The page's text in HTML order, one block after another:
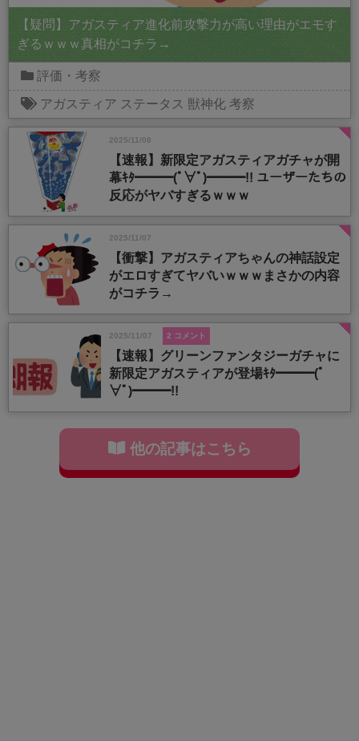
【疑問】アガスティア進化前攻撃力が高い理由がエモす
ぎるｗｗｗ真相がコチラ→
評価・考察
アガスティア ステータス 獣神化 考察
2025/11/08
【速報】新限定アガスティアガチャが開
幕ｷﾀ━━━(ﾟ∀ﾟ)━━━!! ユーザーたちの
反応がヤバすぎるｗｗｗ
2025/11/07
【衝撃】アガスティアちゃんの神話設定
がエロすぎてヤバいｗｗｗまさかの内容
がコチラ→
2025/11/07 2 コメント
【速報】グリーンファンタジーガチャに
新限定アガスティアが登場ｷﾀ━━━(ﾟ
∀ﾟ)━━━!!
他の記事はこちら